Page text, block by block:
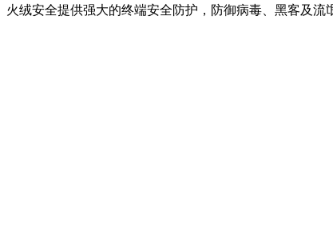
火绒安全提供强大的终端安全防护，防御病毒、黑客及流